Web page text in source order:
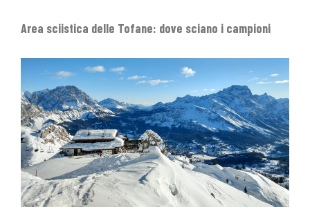
Area sciistica delle Tofane: dove sciano i campioni